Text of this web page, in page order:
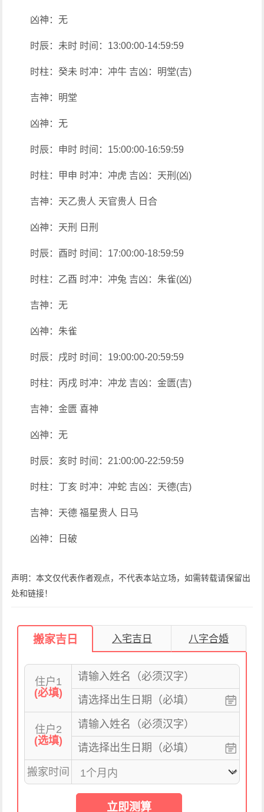
凶神：无
时辰：未时 时间：13:00:00-14:59:59
时柱：癸未 时冲：冲牛 吉凶：明堂(吉)
吉神：明堂
凶神：无
时辰：申时 时间：15:00:00-16:59:59
时柱：甲申 时冲：冲虎 吉凶：天刑(凶)
吉神：天乙贵人 天官贵人 日合
凶神：天刑 日刑
时辰：酉时 时间：17:00:00-18:59:59
时柱：乙酉 时冲：冲兔 吉凶：朱雀(凶)
吉神：无
凶神：朱雀
时辰：戌时 时间：19:00:00-20:59:59
时柱：丙戌 时冲：冲龙 吉凶：金匮(吉)
吉神：金匮 喜神
凶神：无
时辰：亥时 时间：21:00:00-22:59:59
时柱：丁亥 时冲：冲蛇 吉凶：天德(吉)
吉神：天德 福星贵人 日马
凶神：日破
声明：本文仅代表作者观点，不代表本站立场，如需转载请保留出
处和链接！
搬家吉日 入宅吉日 八字合婚
住户1
(必填)
住户2
(选填)
搬家时间
立即测算